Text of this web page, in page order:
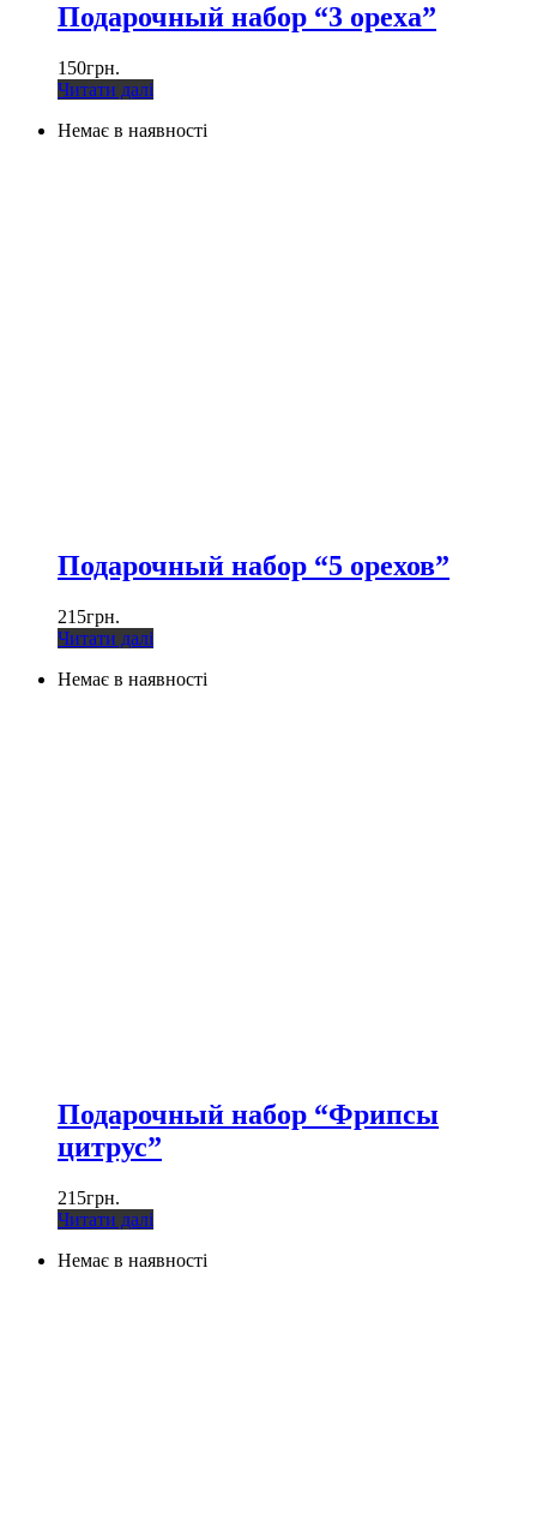
Подарочный набор “3 ореха”
150грн.
Читати далі
Немає в наявності
Подарочный набор “5 орехов”
215грн.
Читати далі
Немає в наявності
Подарочный набор “Фрипсы
цитрус”
215грн.
Читати далі
Немає в наявності